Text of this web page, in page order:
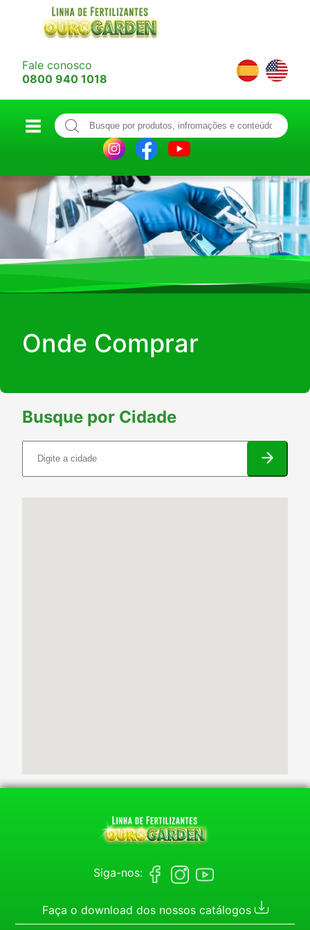
Fale conosco
0800 940 1018
Onde Comprar
Busque por Cidade
Siga-nos:
Faça o download dos nossos catálogos